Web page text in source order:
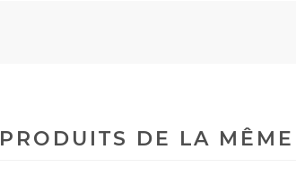
PRODUITS DE LA